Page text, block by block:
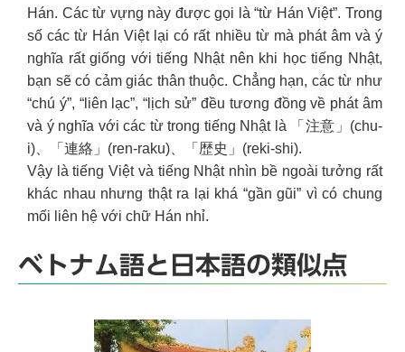
Hán. Các từ vựng này được gọi là “từ Hán Việt”. Trong
số các từ Hán Việt lại có rất nhiều từ mà phát âm và ý
nghĩa rất giống với tiếng Nhật nên khi học tiếng Nhật,
bạn sẽ có cảm giác thân thuộc. Chẳng hạn, các từ như
“chú ý”, “liên lạc”, “lịch sử” đều tương đồng về phát âm
và ý nghĩa với các từ trong tiếng Nhật là 「注意」(chu-
i)、「連絡」(ren-raku)、「歴史」(reki-shi).
Vậy là tiếng Việt và tiếng Nhật nhìn bề ngoài tưởng rất
khác nhau nhưng thật ra lại khá “gần gũi” vì có chung
mối liên hệ với chữ Hán nhỉ.
ベトナム語と日本語の類似点